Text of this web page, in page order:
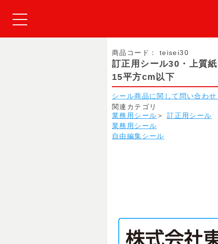
商品コード： teisei30
訂正用シール30・上質
15平方cm以下
シール商品に関して問い合わ
関連カテゴリ
業務用シール ＞
訂正用シール
業務用シール
自由編集シール